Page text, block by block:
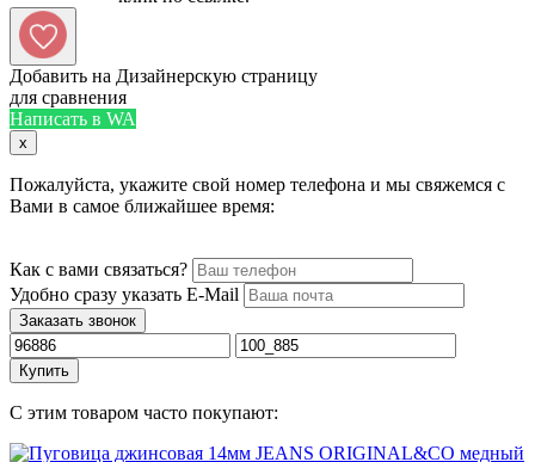
Добавить на Дизайнерскую страницу
для сравнения
Написать в WA
x
Пожалуйста, укажите свой номер телефона и мы свяжемся с
Вами в самое ближайшее время:
Как с вами связаться?
Удобно сразу указать E-Mail
Заказать звонок
Купить
С этим товаром часто покупают: